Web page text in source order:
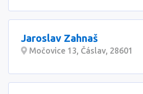
Jaroslav Zahnaš
Močovice 13, Čáslav, 28601